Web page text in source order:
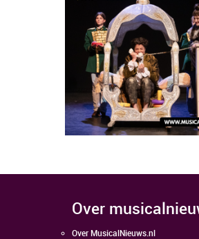
over
Over MusicalNieuws.nl